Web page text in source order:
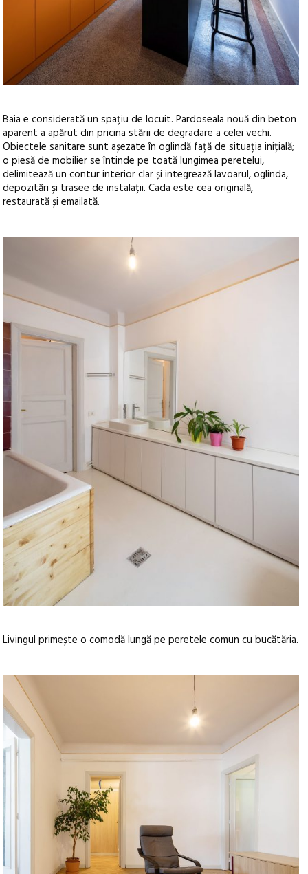
Baia e considerată un spațiu de locuit. Pardoseala nouă din beton
aparent a apărut din pricina stării de degradare a celei vechi.
Obiectele sanitare sunt așezate în oglindă față de situația inițială;
o piesă de mobilier se întinde pe toată lungimea peretelui,
delimitează un contur interior clar și integrează lavoarul, oglinda,
depozitări și trasee de instalații. Cada este cea originală,
restaurată și emailată.
Livingul primește o comodă lungă pe peretele comun cu bucătăria.